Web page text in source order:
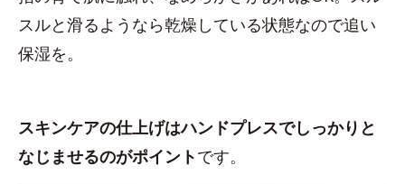
スルと滑るようなら乾燥している状態なので追い
保湿を。
スキンケアの仕上げはハンドプレスでしっかりと
なじませるのがポイントです。